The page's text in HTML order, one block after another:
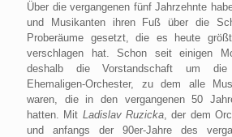
Über die vergangenen fünf Jahrzehnte
und Musikanten ihren Fuß über die
Proberäume gesetzt, die es heute
verschlagen hat. Schon seit einigen
deshalb die Vorstandschaft um die
Ehemaligen-Orchester, zu dem alle
waren, die in den vergangenen 50
hatten. Mit Ladislav Ruzicka, der dem
und anfangs der 90er-Jahre des